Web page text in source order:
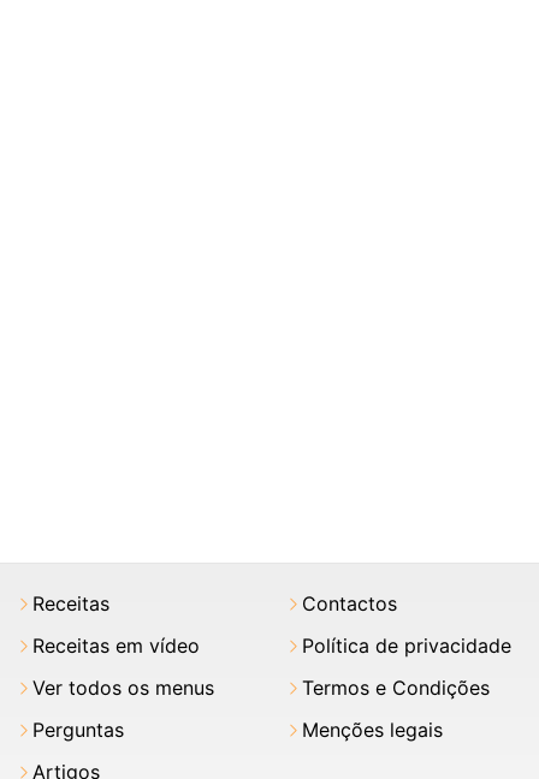
Receitas
Receitas em vídeo
Ver todos os menus
Perguntas
Artigos
Contactos
Política de privacidade
Termos e Condições
Menções legais